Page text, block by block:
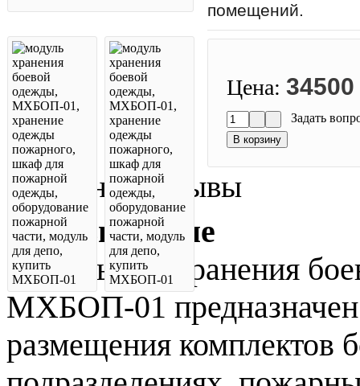
помещений.
Цена:
Задать
ОписаниеОтзывы
Назначение
Модуль для хранения
МХБОП-01 предназначен
размещения комплектов